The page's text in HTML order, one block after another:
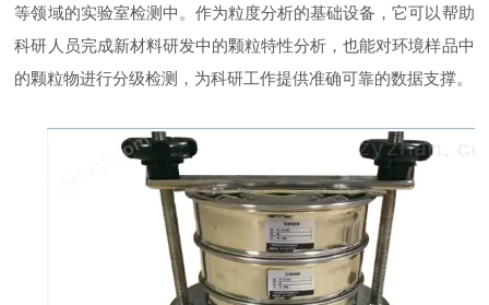
等领域的实验室检测中。作为粒度分析的基础设备，它可以帮助
科研人员完成新材料研发中的颗粒特性分析，也能对环境样品中
的颗粒物进行分级检测，为科研工作提供准确可靠的数据支撑。